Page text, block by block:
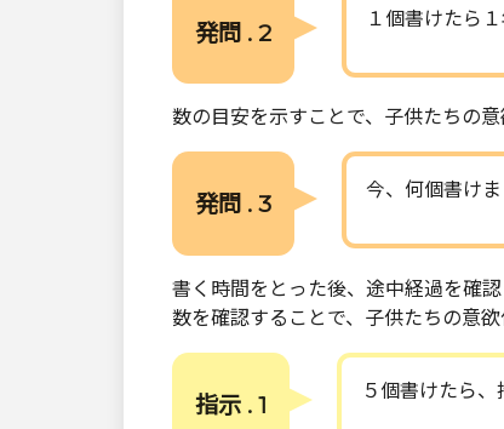
発問 . 2 １個書けたら
数の目安を示すことで、子供たちの意
発問 . 3 今、何個書け
書く時間をとった後、途中経過を確認
数を確認することで、子供たちの意欲
指示 . 1 ５個書けたら、